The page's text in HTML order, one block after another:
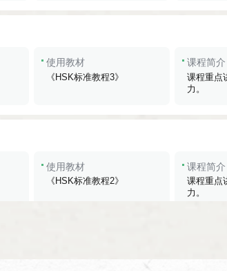
使用教材
《HSK标准教程3》
课程简介
课程重点
力。
使用教材
《HSK标准教程2》
课程简介
课程重点
力。